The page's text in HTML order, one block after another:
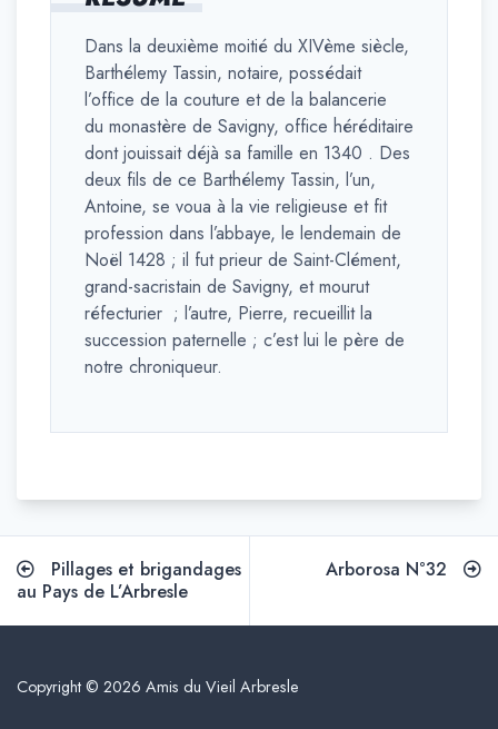
Dans la deuxième moitié du XIVème siècle,
Barthélemy Tassin, notaire, possédait
l’office de la couture et de la balancerie
du monastère de Savigny, office héréditaire
dont jouissait déjà sa famille en 1340 . Des
deux fils de ce Barthélemy Tassin, l’un,
Antoine, se voua à la vie religieuse et fit
profession dans l’abbaye, le lendemain de
Noël 1428 ; il fut prieur de Saint-Clément,
grand-sacristain de Savigny, et mourut
réfecturier ; l’autre, Pierre, recueillit la
succession paternelle ; c’est lui le père de
notre chroniqueur.
Navigation
de
l’article
Pillages et brigandages
au Pays de L’Arbresle
Arborosa N°32
Copyright © 2026 Amis du Vieil Arbresle